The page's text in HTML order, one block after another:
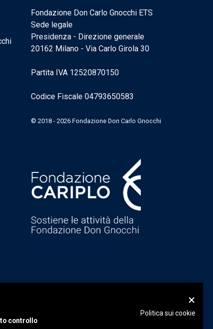
Fondazione Don Carlo Gnocchi ETS
Sede legale
Presidenza - Direzione generale
20162 Milano - Via Carlo Girola 30
Partita IVA 12520870150
Codice Fiscale 04793650583
© 2018 - 2026 Fondazione Don Carlo Gnocchi
Politica sui cookie
controllo